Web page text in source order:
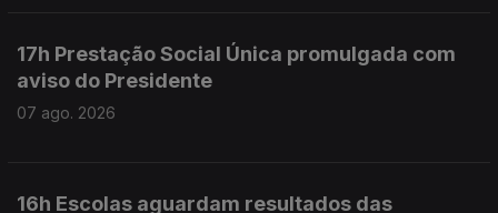
17h Prestação Social Única promulgada com
aviso do Presidente
07 ago. 2026
16h Escolas aguardam resultados das